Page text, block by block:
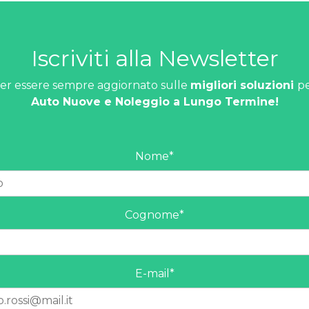
Iscriviti alla Newsletter
essere sempre aggiornato sulle migliori soluzioni
Auto Nuove e Noleggio a Lungo Termine!
Nome*
Cognome*
E-mail *